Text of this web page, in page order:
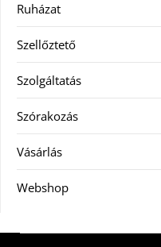
Ruházat
Szellőztető
Szolgáltatás
Szórakozás
Vásárlás
Webshop